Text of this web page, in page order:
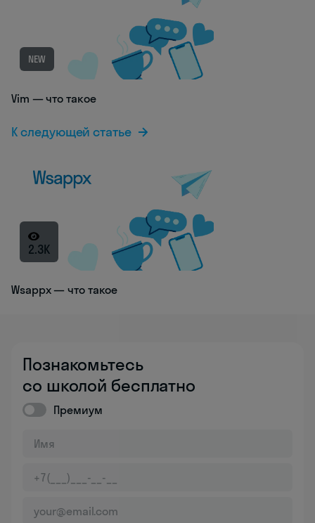
NEW
Vim — что такое
К следующей статье
2.3K
Wsappx — что такое
Познакомьтесь
со школой бесплатно
Премиум